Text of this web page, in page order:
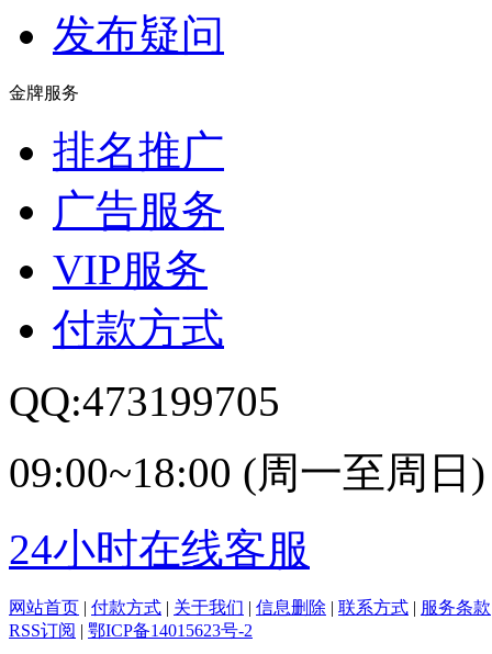
发布疑问
金牌服务
排名推广
广告服务
VIP服务
付款方式
QQ:473199705
09:00~18:00 (周一至周日)
24小时在线客服
网站首页 | 付款方式 | 关于我们 | 信息删除 | 联系方式 | 服务条款
RSS订阅 | 鄂ICP备14015623号-2